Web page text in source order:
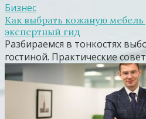
Бизнес
Как выбрать кожаную мебель
экспертный гид
Разбираемся в тонкостях
гостиной. Практические